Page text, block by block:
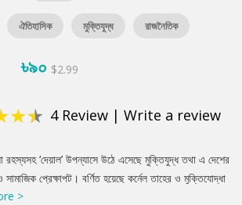
ঐতিহাসিক মুক্তিযুদ্ধ রাজনৈতিক
৳৯০ $2.99
★★ 4Review | Write a review
রহস্যসহ ‘দেয়াল’ উপন্যাসে উঠে এসেছে মুক্তিযুদ্ধ তথা এ দেশের
প্রেক্ষাপট। বর্ণিত হয়েছে কর্নেল তাহের ও মুক্তিযোদ্ধা
অবদান। খন্দকার মোশতাকের ক্ষমতালাভ ও কারাগারে চার
>